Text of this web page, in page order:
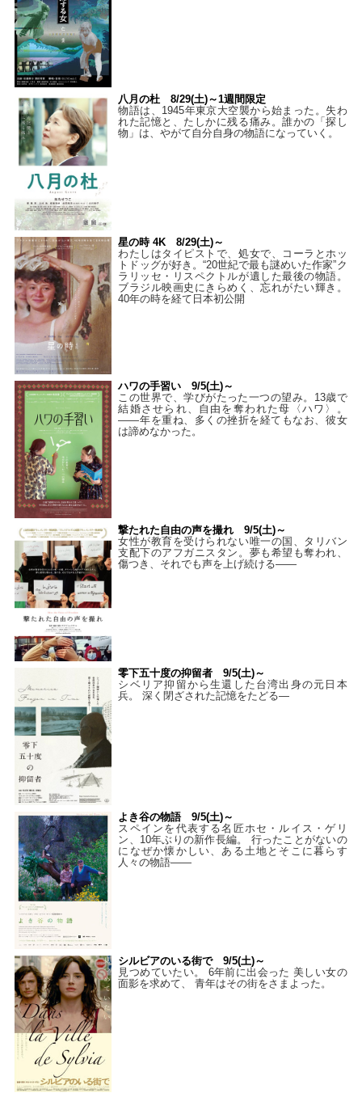
八月の杜 8/29(土)～1週間限定
物語は、1945年東京大空襲から始まった。失わ
れた記憶と、たしかに残る痛み。誰かの「探し
物」は、やがて自分自身の物語になっていく。
星の時 4K 8/29(土)～
わたしはタイピストで、処⼥で、コーラとホッ
トドッグが好き。“20世紀で最も謎めいた作家”ク
ラリッセ・リスペクトルが遺した最後の物語。
ブラジル映画史にきらめく、忘れがたい輝き。
40年の時を経て⽇本初公開
ハワの手習い 9/5(土)～
この世界で、学びがたった一つの望み。13歳で
結婚させられ、自由を奪われた母〈ハワ〉。
——年を重ね、多くの挫折を経てもなお、彼女
は諦めなかった。
撃たれた自由の声を撮れ 9/5(土)～
女性が教育を受けられない唯一の国、タリバン
支配下のアフガニスタン。夢も希望も奪われ、
傷つき、それでも声を上げ続ける——
零下五十度の抑留者 9/5(土)～
シベリア抑留から生還した台湾出身の元日本
兵。 深く閉ざされた記憶をたどる—
よき谷の物語 9/5(土)～
スペインを代表する名匠ホセ・ルイス・ゲリ
ン、10年ぶりの新作長編。 行ったことがないの
になぜか懐かしい、ある土地とそこに暮らす
人々の物語――
シルビアのいる街で 9/5(土)～
見つめていたい。 6年前に出会った 美しい女の
面影を求めて、 青年はその街をさまよった。